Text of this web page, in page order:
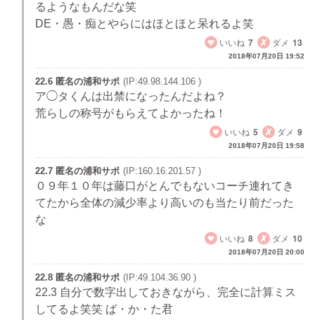
るようなもんだな笑
DE・愚・痴とやらにはほとほと呆れるよ笑
いいね 7 ダメ 13
2018年07月20日 19:52
22.6 匿名の浦和サポ (IP:49.98.144.106 )
ア◯タくんは出禁になったんだよね？
荒らしの称号がもらえてよかったね！
いいね 5 ダメ 9
2018年07月20日 19:58
22.7 匿名の浦和サポ (IP:160.16.201.57 )
０９年１０年は藤口がとんでもないコーチ連れてき
てたから全体の減少率より高いのも当たり前だった
な
いいね 8 ダメ 10
2018年07月20日 20:00
22.8 匿名の浦和サポ (IP:49.104.36.90 )
22.3 自分で数字出しておきながら、完全に計算ミス
してるよ笑笑 ば・か・た君